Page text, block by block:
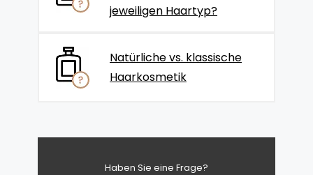
jeweiligen Haartyp?
Natürliche vs. klassische
Haarkosmetik
Haben Sie eine Frage?